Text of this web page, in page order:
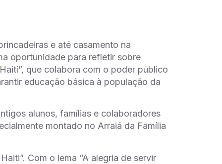
e até casamento na
oportunidade para refletir sobre
que colabora com o poder público
educação básica à população da
alunos, famílias e colaboradores
montado no Arraiá da Família
Com o lema “A alegria de servir